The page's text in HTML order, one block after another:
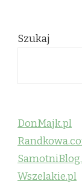
Szukaj
DonMajk.pl
Wszelakie.pl